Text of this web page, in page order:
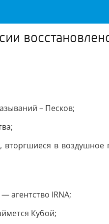
– Песков;
в
IRNA;
Кубой;